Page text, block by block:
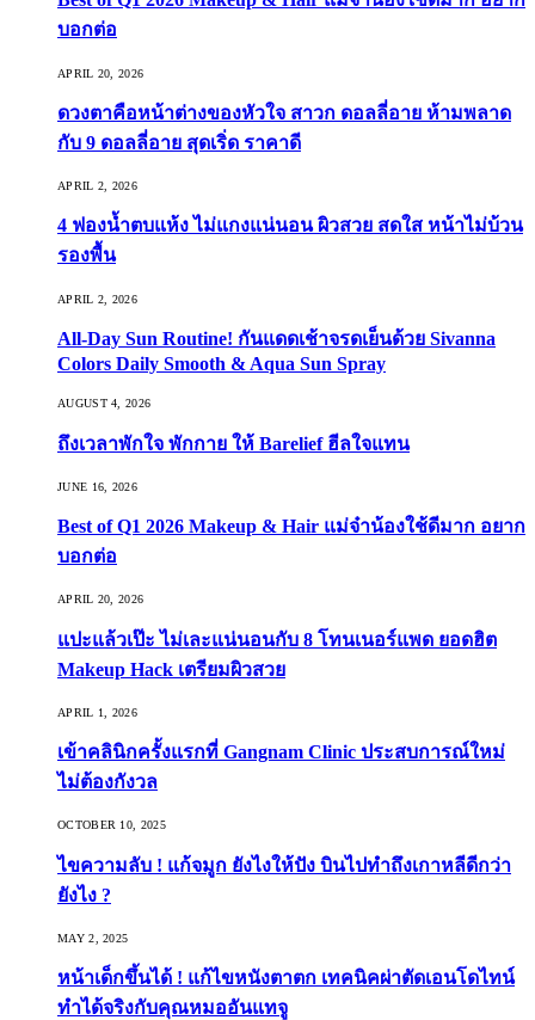
บอกต่อ
APRIL 20, 2026
ดวงตาคือหน้าต่างของหัวใจ สาวก ดอลลี่อาย ห้ามพลาด
กับ 9 ดอลลี่อาย สุดเริ่ด ราคาดี
APRIL 2, 2026
4 ฟองน้ำตบแห้ง ไม่แกงแน่นอน ผิวสวย สดใส หน้าไม่บ้วน
รองพื้น
APRIL 2, 2026
All-Day Sun Routine! กันแดดเช้าจรดเย็นด้วย Sivanna
Colors Daily Smooth & Aqua Sun Spray
AUGUST 4, 2026
ถึงเวลาพักใจ พักกาย ให้ Barelief ฮีลใจแทน
JUNE 16, 2026
Best of Q1 2026 Makeup & Hair แม่จ๋าน้องใช้ดีมาก อยาก
บอกต่อ
APRIL 20, 2026
แปะแล้วเป๊ะ ไม่เละแน่นอนกับ 8 โทนเนอร์แพด ยอดฮิต
Makeup Hack เตรียมผิวสวย
APRIL 1, 2026
เข้าคลินิกครั้งแรกที่ Gangnam Clinic ประสบการณ์ใหม่
ไม่ต้องกังวล
OCTOBER 10, 2025
ไขความลับ ! แก้จมูก ยังไงให้ปัง บินไปทำถึงเกาหลีดีกว่า
ยังไง ?
MAY 2, 2025
หน้าเด็กขึ้นได้ ! แก้ไขหนังตาตก เทคนิคผ่าตัดเอนโดไทน์
ทำได้จริงกับคุณหมออันแทจู